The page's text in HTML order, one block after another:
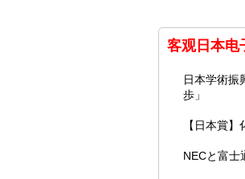
客观日本电
日本学術振
歩」
【日本賞
NECと富士